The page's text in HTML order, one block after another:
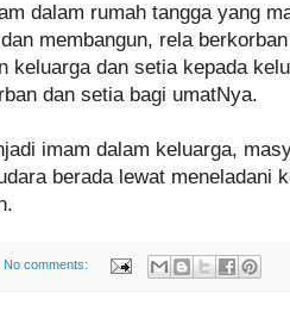
dalam rumah tangga yang
membangun, rela
keluarga dan setia kepada
dan setia bagi umatNya.
imam dalam keluarga,
berada lewat meneladani
No comments: